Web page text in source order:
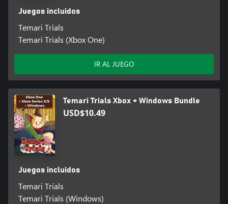
Juegos incluidos
Temari Trials
Temari Trials (Xbox One)
IR AL JUEGO
Temari Trials Xbox + Windows Bundle
USD$10.49
Juegos incluidos
Temari Trials
Temari Trials (Windows)